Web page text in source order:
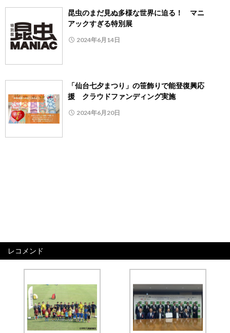
昆虫のまだ見ぬ多様な世界に迫る！ マニ
アックすぎる特別展
2024年6月14日
「仙台七夕まつり」の笹飾りで能登復興応
援 クラウドファンディング実施
2024年6月20日
レコメンド